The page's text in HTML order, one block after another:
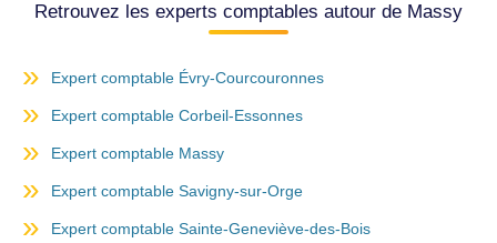
Retrouvez les experts comptables autour de Massy
Expert comptable Évry-Courcouronnes
Expert comptable Corbeil-Essonnes
Expert comptable Massy
Expert comptable Savigny-sur-Orge
Expert comptable Sainte-Geneviève-des-Bois